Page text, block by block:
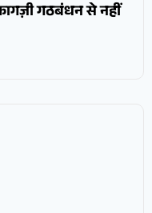
गठबंधन से नहीं